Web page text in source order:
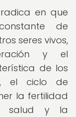
en que
de
seres vivos,
y el
de los
el ciclo de
la fertilidad
salud y la